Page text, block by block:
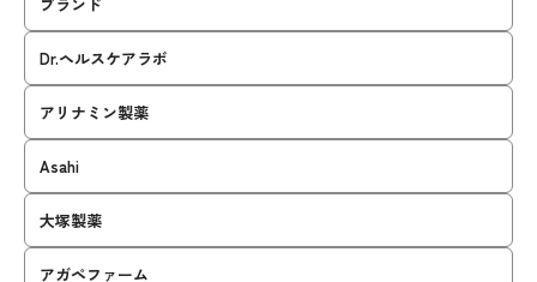
Dr.ヘルスケアラボ
アリナミン製薬
Asahi
大塚製薬
アガペファーム